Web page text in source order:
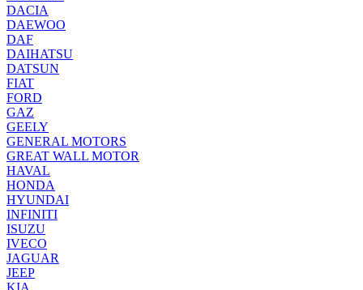
DACIA
DAEWOO
DAF
DAIHATSU
DATSUN
FIAT
FORD
GAZ
GEELY
GENERAL MOTORS
GREAT WALL MOTOR
HAVAL
HONDA
HYUNDAI
INFINITI
ISUZU
IVECO
JAGUAR
JEEP
KIA